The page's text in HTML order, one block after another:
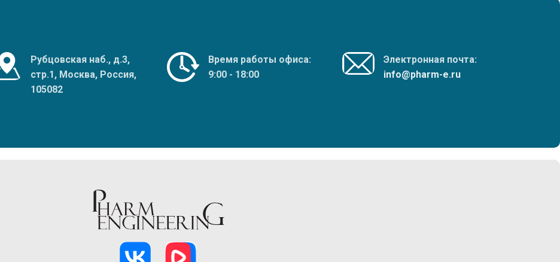
Рубцовская наб., д.3,
стр.1, Москва, Россия,
105082
Время работы офиса:
9:00 - 18:00
Электронная почта:
info@pharm-e.ru